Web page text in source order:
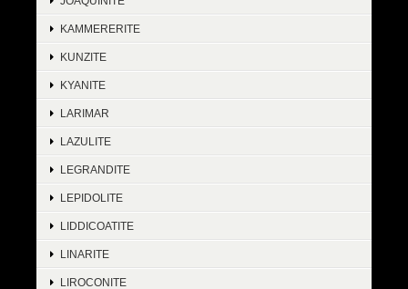
KAMMERERITE
KUNZITE
KYANITE
LARIMAR
LAZULITE
LEGRANDITE
LEPIDOLITE
LIDDICOATITE
LINARITE
LIROCONITE